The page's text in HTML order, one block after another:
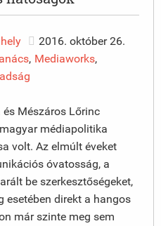
2016. október 26.
, Mediaworks,
Mészáros Lőrinc
médiapolitika
volt. Az elmúlt éveket
óvatosság, a
be szerkesztőségeket,
esetében direkt a hangos
már szinte meg sem